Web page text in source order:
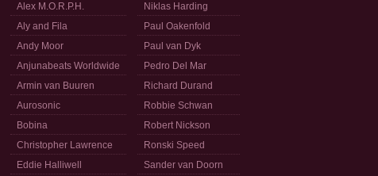
Alex M.O.R.P.H.
Aly and Fila
Andy Moor
Anjunabeats Worldwide
Armin van Buuren
Aurosonic
Bobina
Christopher Lawrence
Eddie Halliwell
Niklas Harding
Paul Oakenfold
Paul van Dyk
Pedro Del Mar
Richard Durand
Robbie Schwan
Robert Nickson
Ronski Speed
Sander van Doorn